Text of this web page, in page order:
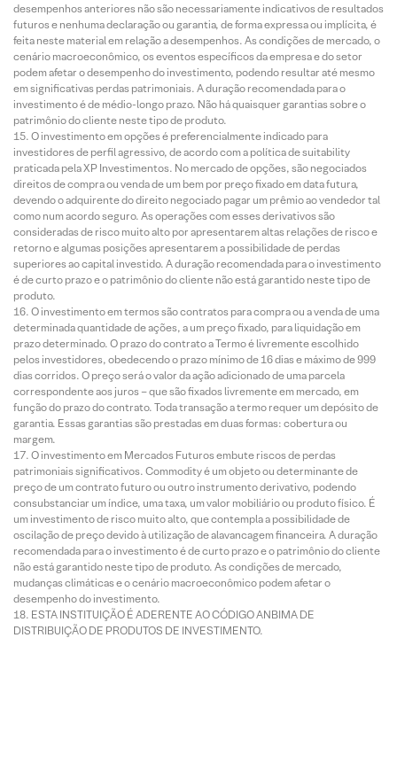
desempenhos anteriores não são necessariamente indicativos de resultados
futuros e nenhuma declaração ou garantia, de forma expressa ou implícita, é
feita neste material em relação a desempenhos. As condições de mercado, o
cenário macroeconômico, os eventos específicos da empresa e do setor
podem afetar o desempenho do investimento, podendo resultar até mesmo
em significativas perdas patrimoniais. A duração recomendada para o
investimento é de médio-longo prazo. Não há quaisquer garantias sobre o
patrimônio do cliente neste tipo de produto.
O investimento em opções é preferencialmente indicado para
investidores de perfil agressivo, de acordo com a política de suitability
praticada pela XP Investimentos. No mercado de opções, são negociados
direitos de compra ou venda de um bem por preço fixado em data futura,
devendo o adquirente do direito negociado pagar um prêmio ao vendedor tal
como num acordo seguro. As operações com esses derivativos são
consideradas de risco muito alto por apresentarem altas relações de risco e
retorno e algumas posições apresentarem a possibilidade de perdas
superiores ao capital investido. A duração recomendada para o investimento
é de curto prazo e o patrimônio do cliente não está garantido neste tipo de
produto.
O investimento em termos são contratos para compra ou a venda de uma
determinada quantidade de ações, a um preço fixado, para liquidação em
prazo determinado. O prazo do contrato a Termo é livremente escolhido
pelos investidores, obedecendo o prazo mínimo de 16 dias e máximo de 999
dias corridos. O preço será o valor da ação adicionado de uma parcela
correspondente aos juros – que são fixados livremente em mercado, em
função do prazo do contrato. Toda transação a termo requer um depósito de
garantia. Essas garantias são prestadas em duas formas: cobertura ou
margem.
O investimento em Mercados Futuros embute riscos de perdas
patrimoniais significativos. Commodity é um objeto ou determinante de
preço de um contrato futuro ou outro instrumento derivativo, podendo
consubstanciar um índice, uma taxa, um valor mobiliário ou produto físico. É
um investimento de risco muito alto, que contempla a possibilidade de
oscilação de preço devido à utilização de alavancagem financeira. A duração
recomendada para o investimento é de curto prazo e o patrimônio do cliente
não está garantido neste tipo de produto. As condições de mercado,
mudanças climáticas e o cenário macroeconômico podem afetar o
desempenho do investimento.
ESTA INSTITUIÇÃO É ADERENTE AO CÓDIGO ANBIMA DE
DISTRIBUIÇÃO DE PRODUTOS DE INVESTIMENTO.